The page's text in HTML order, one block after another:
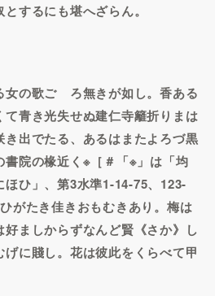
するにも堪へざらん。
の歌ごゝろ無きが如し。香ある
青き光失せぬ建仁寺籬折りまは
き出でたる、あるはまたよろづ黒
書院の椽近く※［＃「※」は「均
ひ」、第3水準1-14-75、123-
がたき佳きおもむきあり。梅は
ましからずなんど賢《さか》し
に賤し。花は彼此をくらべて甲